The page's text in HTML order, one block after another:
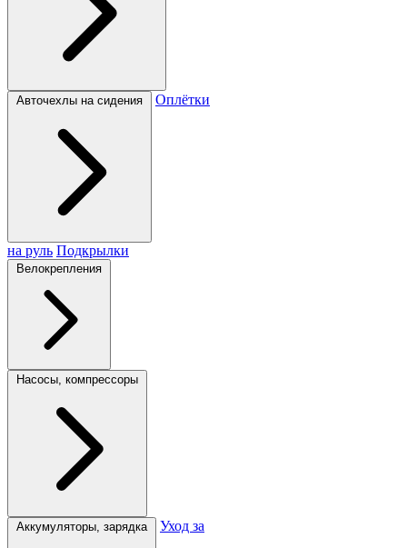
Авточехлы на сидения Оплётки
на руль Подкрылки
Велокрепления
Насосы, компрессоры
Аккумуляторы, зарядка Уход за